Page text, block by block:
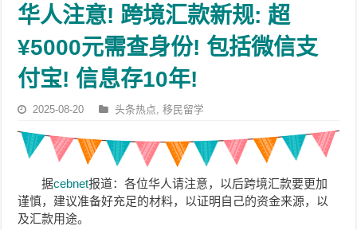
华人注意! 跨境汇款新规: 超
¥5000元需查身份! 包括微信支
付宝! 信息存10年!
2025-08-20 头条热点,移民留学
据cebnet报道：各位华人请注意，以后跨境汇款要更加
谨慎，建议准备好充足的材料，以证明自己的资金来源，以
及汇款用途。